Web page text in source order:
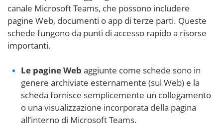
canale Microsoft Teams, che possono includere
pagine Web, documenti o app di terze parti. Queste
schede fungono da punti di accesso rapido a risorse
importanti.
Le pagine Web aggiunte come schede sono in
genere archiviate esternamente (sul Web) e la
scheda fornisce semplicemente un collegamento
o una visualizzazione incorporata della pagina
all’interno di Microsoft Teams.